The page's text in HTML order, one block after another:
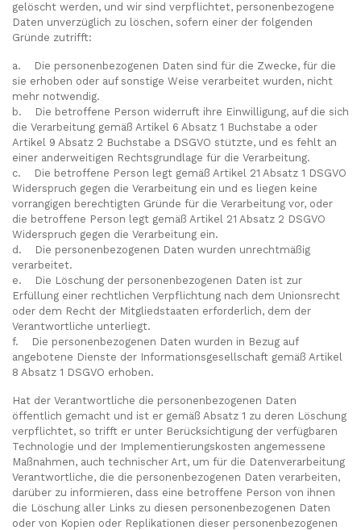
gelöscht werden, und wir sind verpflichtet, personenbezogene
Daten unverzüglich zu löschen, sofern einer der folgenden
Gründe zutrifft:
a. Die personenbezogenen Daten sind für die Zwecke, für die
sie erhoben oder auf sonstige Weise verarbeitet wurden, nicht
mehr notwendig.
b. Die betroffene Person widerruft ihre Einwilligung, auf die sich
die Verarbeitung gemäß Artikel 6 Absatz 1 Buchstabe a oder
Artikel 9 Absatz 2 Buchstabe a DSGVO stützte, und es fehlt an
einer anderweitigen Rechtsgrundlage für die Verarbeitung.
c. Die betroffene Person legt gemäß Artikel 21 Absatz 1 DSGVO
Widerspruch gegen die Verarbeitung ein und es liegen keine
vorrangigen berechtigten Gründe für die Verarbeitung vor, oder
die betroffene Person legt gemäß Artikel 21 Absatz 2 DSGVO
Widerspruch gegen die Verarbeitung ein.
d. Die personenbezogenen Daten wurden unrechtmäßig
verarbeitet.
e. Die Löschung der personenbezogenen Daten ist zur
Erfüllung einer rechtlichen Verpflichtung nach dem Unionsrecht
oder dem Recht der Mitgliedstaaten erforderlich, dem der
Verantwortliche unterliegt.
f. Die personenbezogenen Daten wurden in Bezug auf
angebotene Dienste der Informationsgesellschaft gemäß Artikel
8 Absatz 1 DSGVO erhoben.
Hat der Verantwortliche die personenbezogenen Daten
öffentlich gemacht und ist er gemäß Absatz 1 zu deren Löschung
verpflichtet, so trifft er unter Berücksichtigung der verfügbaren
Technologie und der Implementierungskosten angemessene
Maßnahmen, auch technischer Art, um für die Datenverarbeitung
Verantwortliche, die die personenbezogenen Daten verarbeiten,
darüber zu informieren, dass eine betroffene Person von ihnen
die Löschung aller Links zu diesen personenbezogenen Daten
oder von Kopien oder Replikationen dieser personenbezogenen